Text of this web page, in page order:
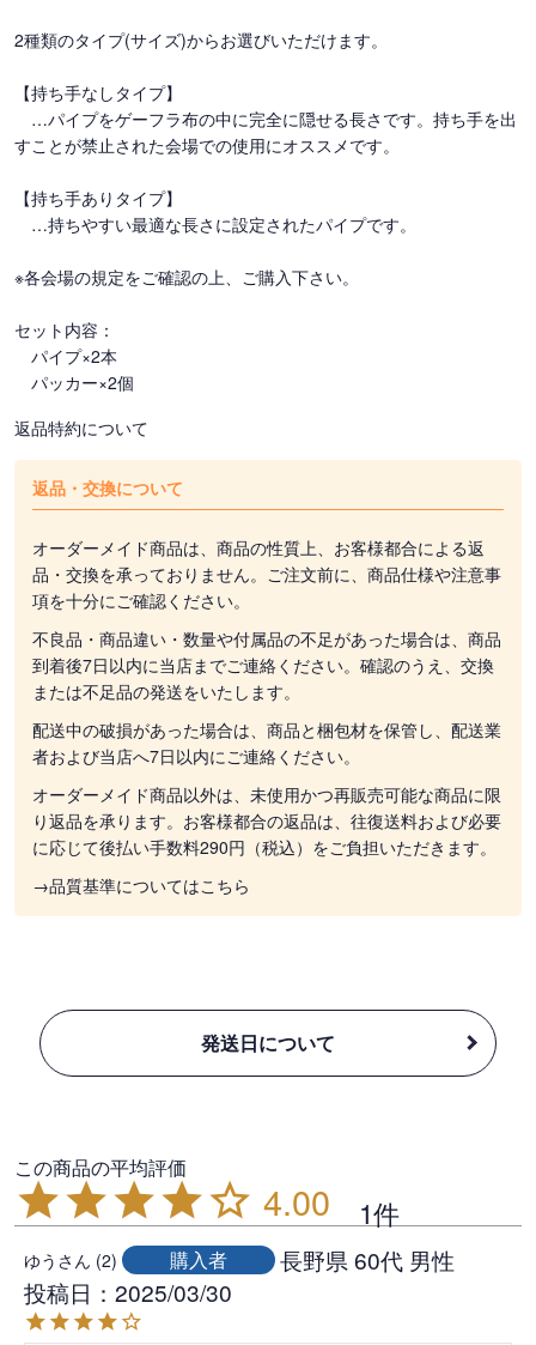
2種類のタイプ(サイズ)からお選びいただけます。
【持ち手なしタイプ】
…パイプをゲーフラ布の中に完全に隠せる長さです。持ち手を出
すことが禁止された会場での使用にオススメです。
【持ち手ありタイプ】
…持ちやすい最適な長さに設定されたパイプです。
※各会場の規定をご確認の上、ご購入下さい。
セット内容：
パイプ×2本
パッカー×2個
返品特約について
返品・交換について
オーダーメイド商品は、商品の性質上、お客様都合による返
品・交換を承っておりません。ご注文前に、商品仕様や注意事
項を十分にご確認ください。
不良品・商品違い・数量や付属品の不足があった場合は、商品
到着後7日以内に当店までご連絡ください。確認のうえ、交換
または不足品の発送をいたします。
配送中の破損があった場合は、商品と梱包材を保管し、配送業
者および当店へ7日以内にご連絡ください。
オーダーメイド商品以外は、未使用かつ再販売可能な商品に限
り返品を承ります。お客様都合の返品は、往復送料および必要
に応じて後払い手数料290円（税込）をご負担いただきます。
→品質基準についてはこちら
発送日について
4.00 1
ゆう 2 購入者 長野県 60代 男性
投稿日
2025/03/30